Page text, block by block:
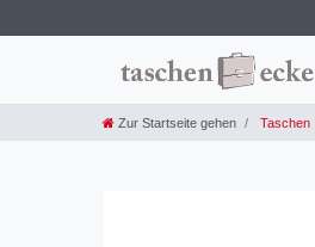
Zur Startseite gehen Taschen